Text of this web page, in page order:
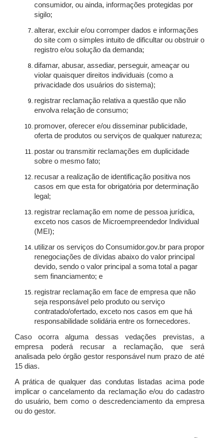
consumidor, ou ainda, informações protegidas por
sigilo;
alterar, excluir e/ou corromper dados e informações
do site com o simples intuito de dificultar ou obstruir o
registro e/ou solução da demanda;
difamar, abusar, assediar, perseguir, ameaçar ou
violar quaisquer direitos individuais (como a
privacidade dos usuários do sistema);
registrar reclamação relativa a questão que não
envolva relação de consumo;
promover, oferecer e/ou disseminar publicidade,
oferta de produtos ou serviços de qualquer natureza;
postar ou transmitir reclamações em duplicidade
sobre o mesmo fato;
recusar a realização de identificação positiva nos
casos em que esta for obrigatória por determinação
legal;
registrar reclamação em nome de pessoa jurídica,
exceto nos casos de Microempreendedor Individual
(MEI);
utilizar os serviços do Consumidor.gov.br para propor
renegociações de dívidas abaixo do valor principal
devido, sendo o valor principal a soma total a pagar
sem financiamento; e
registrar reclamação em face de empresa que não
seja responsável pelo produto ou serviço
contratado/ofertado, exceto nos casos em que há
responsabilidade solidária entre os fornecedores.
Caso ocorra alguma dessas vedações previstas, a
empresa poderá recusar a reclamação, que será
analisada pelo órgão gestor responsável num prazo de até
15 dias.
A prática de qualquer das condutas listadas acima pode
implicar o cancelamento da reclamação e/ou do cadastro
do usuário, bem como o descredenciamento da empresa
ou do gestor.